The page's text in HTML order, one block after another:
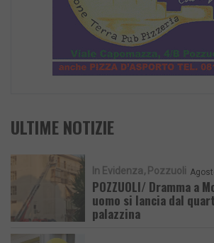
ULTIME NOTIZIE
In Evidenza Pozzuoli
POZZUOLI/ Dramma a
uomo si lancia dal
palazzina